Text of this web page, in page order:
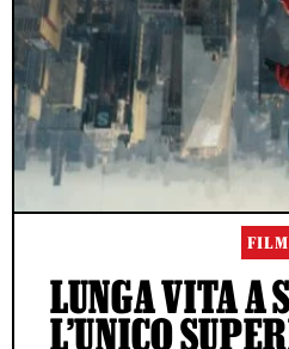
FILM
LUNGA VITA A
L’UNICO